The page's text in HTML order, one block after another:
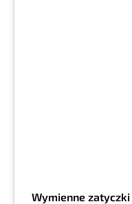
Wymienne zatyczki